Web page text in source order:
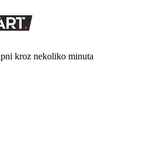
kroz nekoliko minuta